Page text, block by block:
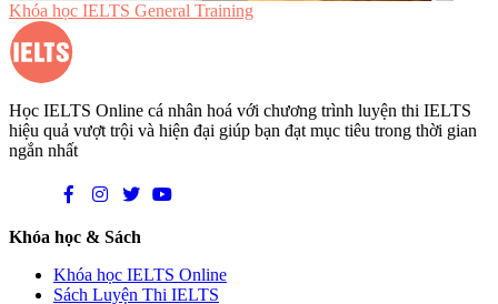
Khóa học IELTS General Training
Học IELTS Online cá nhân hoá với chương trình luyện thi IELTS
hiệu quả vượt trội và hiện đại giúp bạn đạt mục tiêu trong thời gian
ngắn nhất
Khóa học & Sách
Khóa học IELTS Online
Sách Luyện Thi IELTS